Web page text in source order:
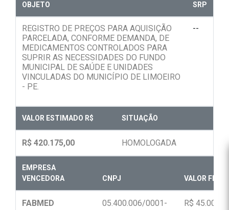
OBJETO SRP
REGISTRO DE PREÇOS PARA AQUISIÇÃO
PARCELADA, CONFORME DEMANDA, DE
MEDICAMENTOS CONTROLADOS PARA
SUPRIR AS NECESSIDADES DO FUNDO
MUNICIPAL DE SAÚDE E UNIDADES
VINCULADAS DO MUNICÍPIO DE LIMOEIRO
- PE.
--
VALOR ESTIMADO R$ SITUAÇÃO
R$ 420.175,00 HOMOLOGADA
EMPRESA
VENCEDORA
CNPJ VALOR
FABMED
05.400.006/0001-
R$